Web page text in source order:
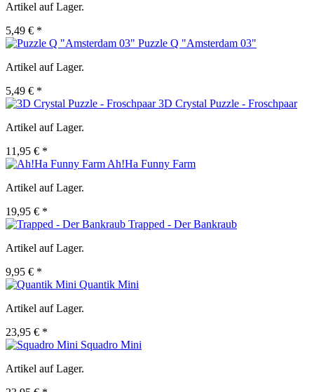
Artikel auf Lager.
5,49 € *
Puzzle Q "Amsterdam 03"
Artikel auf Lager.
5,49 € *
3D Crystal Puzzle - Froschpaar
Artikel auf Lager.
11,95 € *
Ah!Ha Funny Farm
Artikel auf Lager.
19,95 € *
Trapped - Der Bankraub
Artikel auf Lager.
9,95 € *
Quantik Mini
Artikel auf Lager.
23,95 € *
Squadro Mini
Artikel auf Lager.